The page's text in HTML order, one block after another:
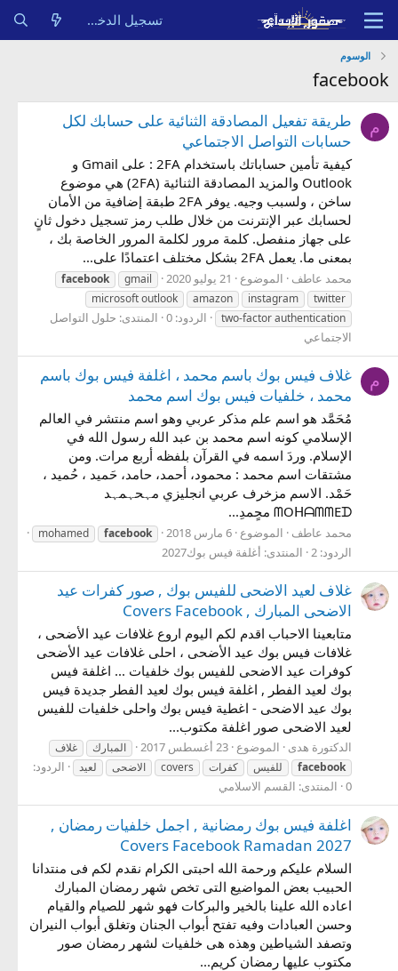
تسجيل الدخول
الوسوم
facebook
م
طريقة تفعيل المصادقة الثنائية على حسابك لكل
حسابات التواصل الاجتماعي
كيفية تأمين حساباتك باستخدام 2FA : على Gmail و
Outlook والمزيد المصادقة الثنائية (2FA) هي موضوع
ساخن ، ولسبب وجيه. يوفر 2FA طبقة إضافية من الأمان
لحسابك عبر الإنترنت من خلال طلب رمز تسجيل دخول ثانٍ
على جهاز منفصل. كلمة مرور لكلمة المرور الخاصة بك ،
بمعنى ما. يعمل 2FA بشكل مختلف اعتمادًا على...
محمد عاطف الموضوع 21 يوليو 2020 gmail
facebook
twitter
instagram
amazon
microsoft outlook
two-factor authentication
الردود: 0 المنتدى: حلول التواصل
الاجتماعي
م
غلاف فيس بوك باسم محمد ، اغلفة فيس بوك باسم
محمد ، خلفيات فيس بوك اسم محمد
مُحَمَّد هو اسم علم مذكر عربي وهو اسم منتشر في العالم
الإسلامي كونه اسم محمد بن عبد الله رسول الله في
الإسلام. وردَ اسمه في القرآن بلفظه أربع مرات. ومن
مشتقات اسم محمد : محمود، أحمد، حامد، حَميد ، حُميد ،
حَمْد. الاسم مزخرف عربي انجليزي مہحہمہد
ᗰOᕼᗩᗰᗰEᗪ محٍمدِ...
محمد عاطف الموضوع 6 مارس 2018 facebook
mohamed
الردود: 2 المنتدى: أغلفة فيس بوك2027
غلاف لعيد الاضحى للفيس بوك , صور كفرات عيد
الاضحى المبارك , Covers Facebook
متابعينا الاحباب اقدم لكم اليوم اروع غلافات عيد الأضحى ،
غلافات فيس بوك عيد الأضحى ، احلى غلافات عيد الأضحى
كوفرات عيد الاضحى للفيس بوك خلفيات ... اغلفة فيس
بوك لعيد الفطر , اغلفة فيس بوك لعيد الفطر جديدة فيس
بوك عيد الاضحى - اغطية فيس بوك واحلى خلفيات للفيس
لعيد الاضحى صور اغلفة مكتوب...
الدكتورة هدى الموضوع 23 أغسطس 2017 المبارك
غلاف
facebook
للفيس كفرات covers الاضحى لعيد
الردود:
0 المنتدى: القسم الاسلامي
اغلفة فيس بوك رمضانية , اجمل خلفيات رمضان ,
Covers Facebook Ramadan 2027
السلام عليكم ورحمة الله احبتى الكرام نقدم لكم فى منتدانا
الحبيب بعض المواضيع التى تخص شهر رمضان المبارك
اعاده الله علينا بالخير والبركات فهو شهر للصيام والقيام
وحسن العبادات وفيه تفتح أبواب الجنان وتغلق أبواب النيران
وتصفد الشياطين وهذه هى خلفيات لشهر رمضان صور
مكتوب عليها رمضان كريم...